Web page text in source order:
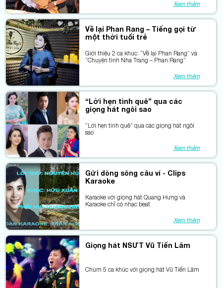
Xem thêm
Về lại Phan Rang – Tiếng gọi từ
một thời tuổi trẻ
Giới thiệu 2 ca khúc: “Về lại Phan Rang” và
“Chuyện tình Nha Trang – Phan Rang”
Xem thêm
“Lời hẹn tình quê” qua các
giọng hát ngôi sao
“Lời hẹn tình quê” qua các giọng hát ngôi
sao
Xem thêm
Gửi dòng sông câu ví - Clips
Karaoke
Karaoke với giọng hát Quang Hưng và
Karaoke chỉ có nhạc beat
Xem thêm
Giọng hát NSƯT Vũ Tiến Lâm
Chùm 5 ca khúc với giọng hát Vũ Tiến Lâm